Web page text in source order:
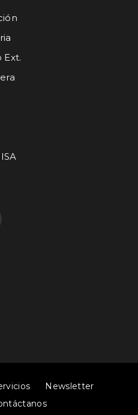
Ext.
Newsletter